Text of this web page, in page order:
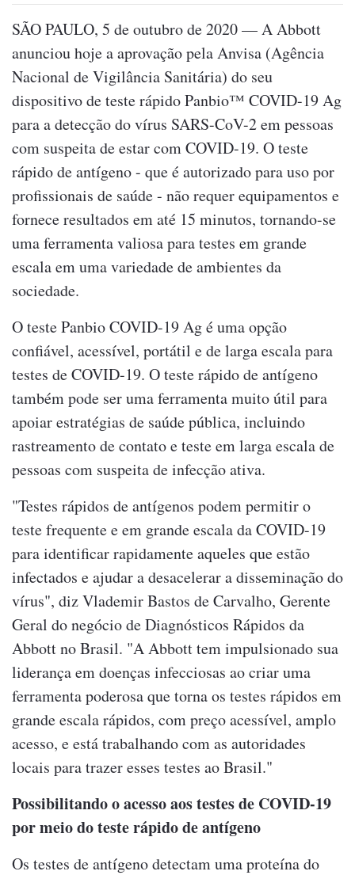
SÃO PAULO, 5 de outubro de 2020 — A Abbott
anunciou hoje a aprovação pela Anvisa (Agência
Nacional de Vigilância Sanitária) do seu
dispositivo de teste rápido Panbio™ COVID-19 Ag
para a detecção do vírus SARS-CoV-2 em pessoas
com suspeita de estar com COVID-19. O teste
rápido de antígeno - que é autorizado para uso por
profissionais de saúde - não requer equipamentos e
fornece resultados em até 15 minutos, tornando-se
uma ferramenta valiosa para testes em grande
escala em uma variedade de ambientes da
sociedade.
O teste Panbio COVID-19 Ag é uma opção
confiável, acessível, portátil e de larga escala para
testes de COVID-19. O teste rápido de antígeno
também pode ser uma ferramenta muito útil para
apoiar estratégias de saúde pública, incluindo
rastreamento de contato e teste em larga escala de
pessoas com suspeita de infecção ativa.
"Testes rápidos de antígenos podem permitir o
teste frequente e em grande escala da COVID-19
para identificar rapidamente aqueles que estão
infectados e ajudar a desacelerar a disseminação do
vírus", diz Vlademir Bastos de Carvalho, Gerente
Geral do negócio de Diagnósticos Rápidos da
Abbott no Brasil. "A Abbott tem impulsionado sua
liderança em doenças infecciosas ao criar uma
ferramenta poderosa que torna os testes rápidos em
grande escala rápidos, com preço acessível, amplo
acesso, e está trabalhando com as autoridades
locais para trazer esses testes ao Brasil."
Possibilitando o acesso aos testes de COVID-19
por meio do teste rápido de antígeno
Os testes de antígeno detectam uma proteína do